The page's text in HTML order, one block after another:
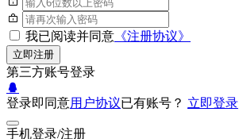
我已阅读并同意 《注册协议》
立即注册
第三方账号登录
登录即同意用户协议已有账号？ 立即登录
手机登录/注册